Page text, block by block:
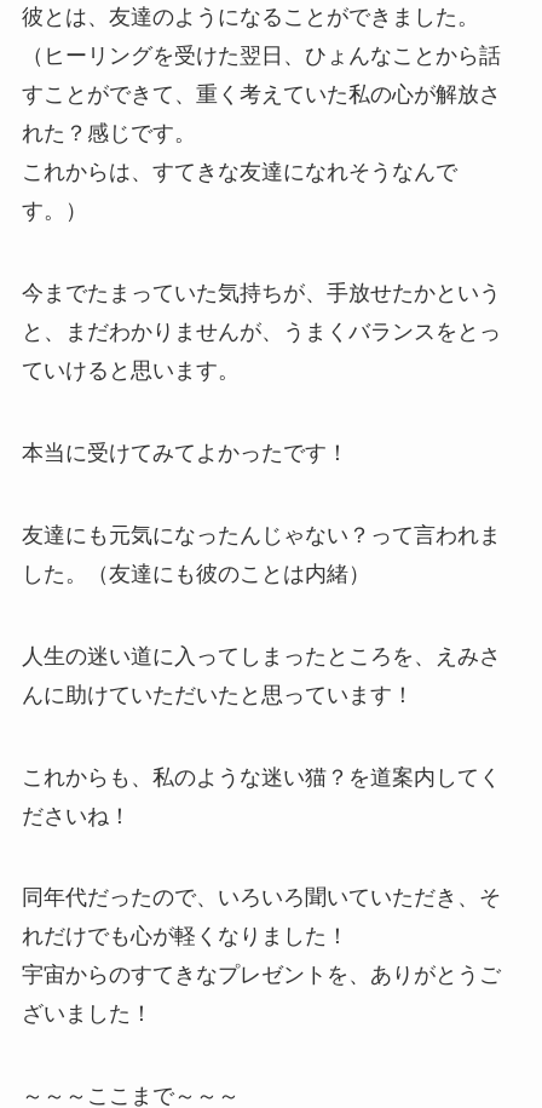
彼とは、友達のようになることができました。
（ヒーリングを受けた翌日、ひょんなことから話
すことができて、重く考えていた私の心が解放さ
れた？感じです。
これからは、すてきな友達になれそうなんで
す。）
今までたまっていた気持ちが、手放せたかという
と、まだわかりませんが、うまくバランスをとっ
ていけると思います。
本当に受けてみてよかったです！
友達にも元気になったんじゃない？って言われま
した。（友達にも彼のことは内緒）
人生の迷い道に入ってしまったところを、えみさ
んに助けていただいたと思っています！
これからも、私のような迷い猫？を道案内してく
ださいね！
同年代だったので、いろいろ聞いていただき、そ
れだけでも心が軽くなりました！
宇宙からのすてきなプレゼントを、ありがとうご
ざいました！
～～～ここまで～～～